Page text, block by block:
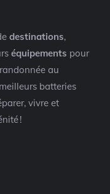
destinations,
équipements pour
au
batteries
vivre et
!